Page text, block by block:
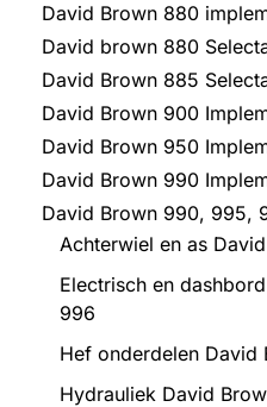
David Brown 880
David brown 880
David Brown 885
David Brown 900
David Brown 950
David Brown 990
David Brown 990, 995,
Achterwiel en as
Electrisch en
996
Hef onderdelen
Hydrauliek David